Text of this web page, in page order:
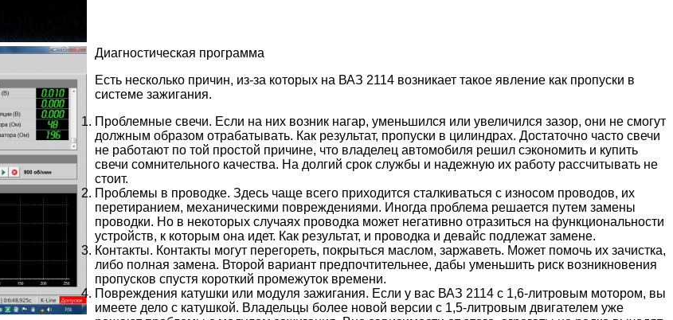
Диагностическая программа
Есть несколько причин, из-за которых на ВАЗ 2114 возникает такое явление как пропуски в
системе зажигания.
Проблемные свечи. Если на них возник нагар, уменьшился или увеличился зазор, они не смогут
должным образом отрабатывать. Как результат, пропуски в цилиндрах. Достаточно часто свечи
не работают по той простой причине, что владелец автомобиля решил сэкономить и купить
свечи сомнительного качества. На долгий срок службы и надежную их работу рассчитывать не
стоит.
Проблемы в проводке. Здесь чаще всего приходится сталкиваться с износом проводов, их
перетиранием, механическими повреждениями. Иногда проблема решается путем замены
проводки. Но в некоторых случаях проводка может негативно отразиться на функциональности
устройств, к которым она идет. Как результат, и проводка и девайс подлежат замене.
Контакты. Контакты могут перегореть, покрыться маслом, заржаветь. Может помочь их зачистка,
либо полная замена. Второй вариант предпочтительнее, дабы уменьшить риск возникновения
пропусков спустя короткий промежуток времени.
Повреждения катушки или модуля зажигания. Если у вас ВАЗ 2114 с 1,6-литровым мотором, вы
имеете дело с катушкой. Владельцы более новой версии с 1,5-литровым двигателем уже